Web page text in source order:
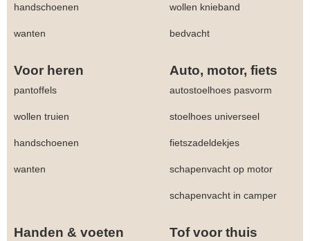
handschoenen wollen knieband
wanten bedvacht
Voor heren Auto, motor, fiets
pantoffels autostoelhoes pasvorm
wollen truien stoelhoes universeel
handschoenen fietszadeldekjes
wanten schapenvacht op motor
schapenvacht in camper
Handen & voeten Tof voor thuis